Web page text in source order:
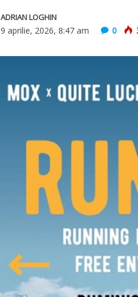
ADRIAN LOGHIN
9 aprilie, 2026, 8:47 am 0